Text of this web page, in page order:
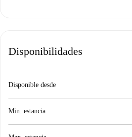
Disponibilidades
Disponible desde
Min. estancia